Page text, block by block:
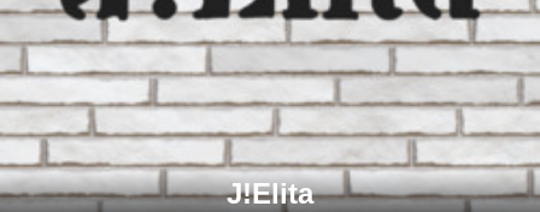
J!Elita